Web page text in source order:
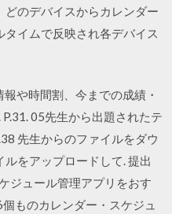
のデバイスからカレンダー
イムで反映され各デバイス
や時間割、今までの成績・
05先生から出題されたテ
先生からのファイルをダウ
をアップロードして. 提出
ジュール管理アプリをおす
ものカレンダー・スケジュ